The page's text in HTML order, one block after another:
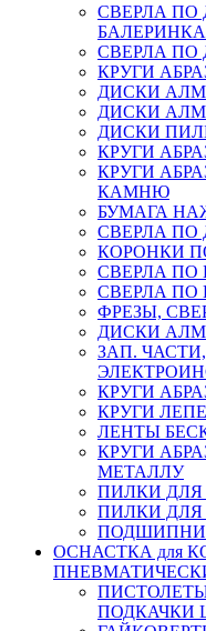
СВЕРЛА ПО
СВЕРЛА ПО
КРУГИ
ДИСКИ
ДИСКИ
ДИСКИ
КРУГИ
КРУГИ
КАМНЮ
БУМАГА
СВЕРЛА ПО
КОРОНКИ
СВЕРЛА ПО
СВЕРЛА ПО
ФРЕЗЫ,
ДИСКИ
ЗАП.
КРУГИ
КРУГИ
ЛЕНТЫ
КРУГИ
МЕТАЛЛУ
ПИЛКИ ДЛЯ
ПИЛКИ ДЛЯ
ОСНАСТКА для
ПОДКАЧКИ